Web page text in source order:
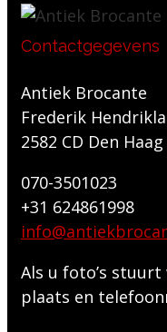
Contactgegevens
Antiek Brocante
Frederik
2582 CD Den Haag
070-3501023
+31 624861998
Als u foto’s
plaats en